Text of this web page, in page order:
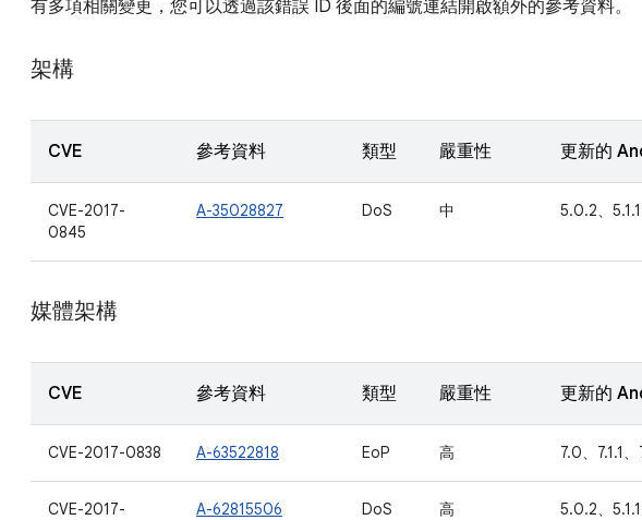
有多項相關變更，您可以透過該錯誤 ID 後面的編號連結開啟額外的參考資料。
架構
CVE 參考資料 類型 嚴重性 更新的
CVE-2017-
0845
A-35028827 DoS 中 5.0.2、
媒體架構
CVE 參考資料 類型 嚴重性 更新的
CVE-2017-0838 A-63522818 EoP 高 7.0、7.1.1、
CVE-2017-
A-62815506 DoS 高 5.0.2、